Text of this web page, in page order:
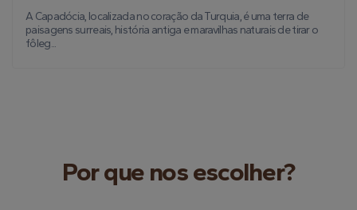
A Capadócia, localizada no coração da Turquia, é uma terra de
paisagens surreais, história antiga e maravilhas naturais de tirar o
fôleg...
Por que nos escolher?